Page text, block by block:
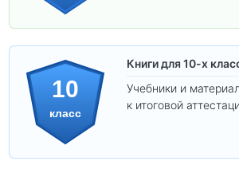
10
класс
Книги для 10-х
Учебники и
к итоговой